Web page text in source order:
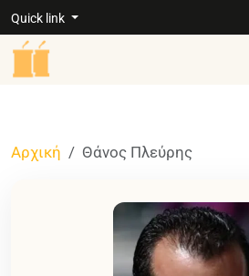
Quick link
Αρχική Θάνος Πλεύρης